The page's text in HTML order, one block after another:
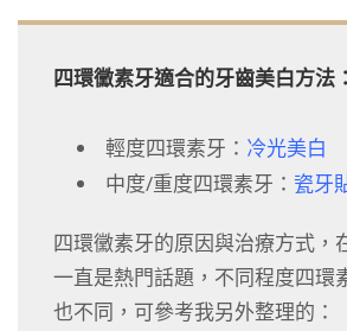
四環黴素牙適合的牙齒美白方法：
輕度四環素牙： 冷光美白
中度/重度四環素牙： 瓷牙
四環黴素牙的原因與治療方式，
一直是熱門話題，不同程度四環
也不同，可參考我另外整理的：